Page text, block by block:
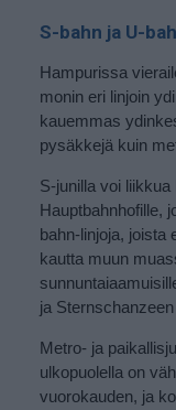
S-bahn ja U-
Hampurissa
monin eri linjoin
kauemmas
pysäkkejä kuin
S-junilla voi
Hauptbahnhofille,
bahn-linjoja, joista
kautta muun
ja
Metro- ja
ulkopuolella on
vuorokauden, ja